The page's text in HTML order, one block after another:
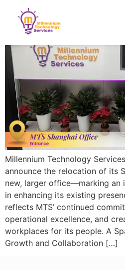
Millennium Technology
announce the relocation of its
new, larger office—marking an
in enhancing its existing
reflects MTS’ continued
operational excellence, and
workplaces for its people. A
Growth and Collaboration […]